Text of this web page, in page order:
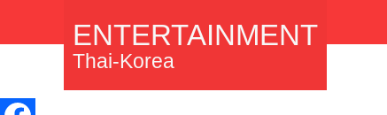
ENTERTAINMENT
Thai-Korea